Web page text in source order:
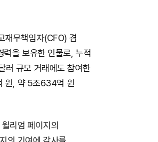
재무책임자(CFO) 겸
을 보유한 인물로, 누적
러 규모 거래에도 참여한
원, 약 5조634억 원
리엄 페이지의